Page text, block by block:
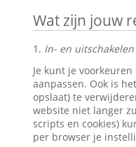
Wat zijn jouw
1. In- en
Je kunt je
aanpassen. Ook is
opslaat) te
website niet langer
scripts en cookies)
per browser je